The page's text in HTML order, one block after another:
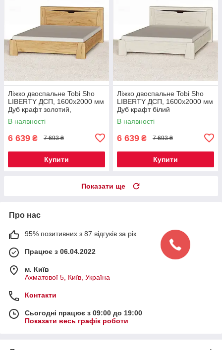
Ліжко двоспальне Tobi Sho
LIBERTY ДСП, 1600х2000 мм
Дуб крафт золотий,
1600х2000 мм
В наявності
6 639 ₴ 7 693 ₴
Купити
Ліжко двоспальне Tobi Sho
LIBERTY ДСП, 1600х2000 мм
Дуб крафт білий
В наявності
6 639 ₴ 7 693 ₴
Купити
Показати ще
Про нас
95% позитивних з 87 відгуків за рік
Працює з 06.04.2022
м. Київ
Ахматової 5, Київ, Україна
Контакти
Сьогодні працює з 09:00 до 19:00
Показати весь графік роботи